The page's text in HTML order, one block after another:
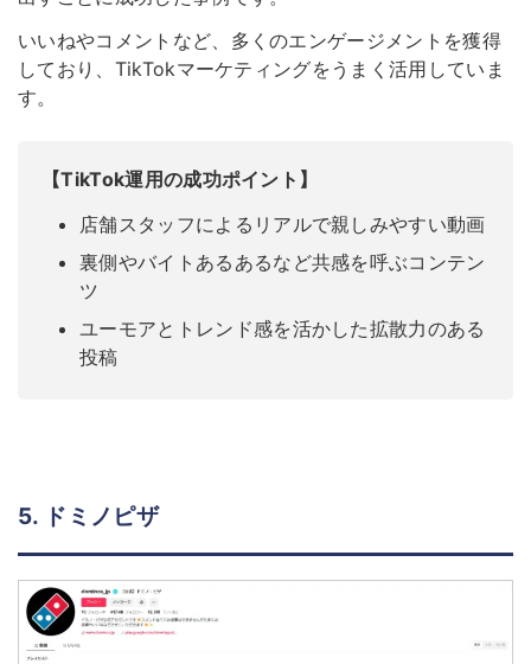
いいねやコメントなど、多くのエンゲージメントを獲得
しており、TikTokマーケティングをうまく活用していま
す。
【TikTok運用の成功ポイント】
店舗スタッフによるリアルで親しみやすい動画
裏側やバイトあるあるなど共感を呼ぶコンテン
ツ
ユーモアとトレンド感を活かした拡散力のある
投稿
5. ドミノピザ